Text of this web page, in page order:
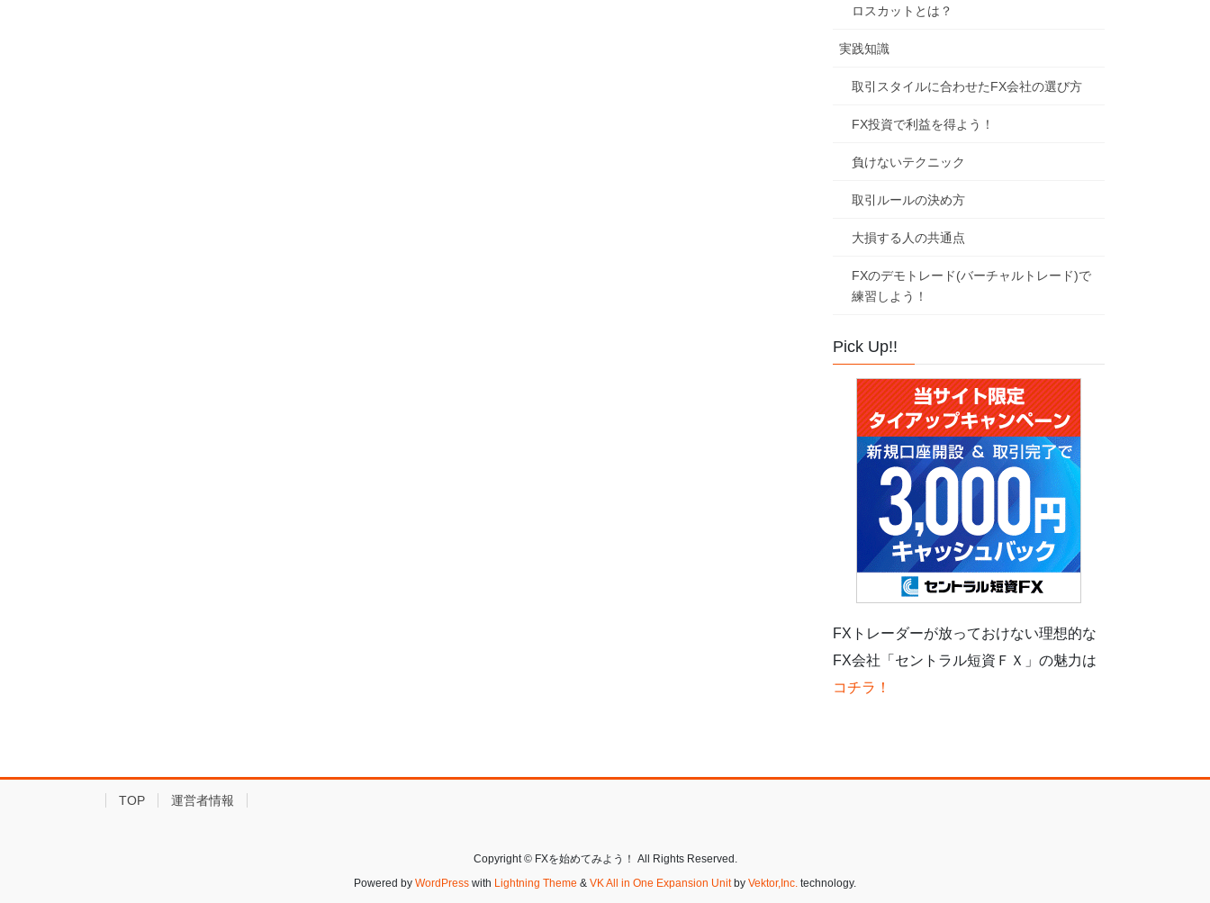
ロスカットとは？
実践知識
取引スタイルに合わせたFX会社の選び方
FX投資で利益を得よう！
負けないテクニック
取引ルールの決め方
大損する人の共通点
FXのデモトレード(バーチャルトレード)で
練習しよう！
Pick Up!!
FXトレーダーが放っておけない理想的な
FX会社「セントラル短資ＦＸ」の魅力は
コチラ！
TOP 運営者情報
Copyright © FXを始めてみよう！ All Rights Reserved.
Powered by WordPress with Lightning Theme & VK All in One Expansion Unitby Vektor,Inc. technology.